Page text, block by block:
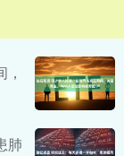
肺